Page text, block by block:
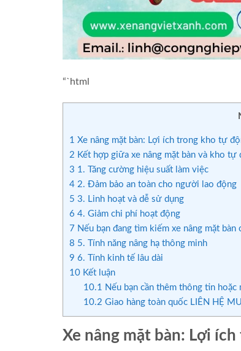
“`html
1 Xe nâng mặt bàn: Lợi ích trong kho tự
2 Kết hợp giữa xe nâng mặt bàn và kho tự
3 1. Tăng cường hiệu suất làm việc
4 2. Đảm bảo an toàn cho người lao động
5 3. Linh hoạt và dễ sử dụng
6 4. Giảm chi phí hoạt động
7 Nếu bạn đang tìm kiếm xe nâng mặt
8 5. Tính năng nâng hạ thông minh
9 6. Tính kinh tế lâu dài
10 Kết luận
10.1 Nếu bạn cần thêm thông tin
10.2 Giao hàng toàn quốc LIÊN HỆ
Xe nâng mặt bàn: Lợi